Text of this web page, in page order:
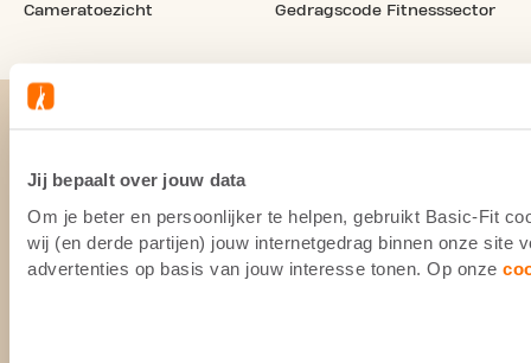
Jij bepaalt over jouw data
Om je beter en persoonlijker te helpen, gebruikt Basic-Fit
wij (en derde partijen) jouw internetgedrag binnen onze site
advertenties op basis van jouw interesse tonen. Op onze
Cameratoezicht Gedragscode Fitnesssector